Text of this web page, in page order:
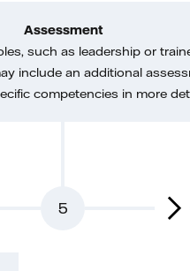
5
Assessment
such as leadership or
include an additional
competencies in more